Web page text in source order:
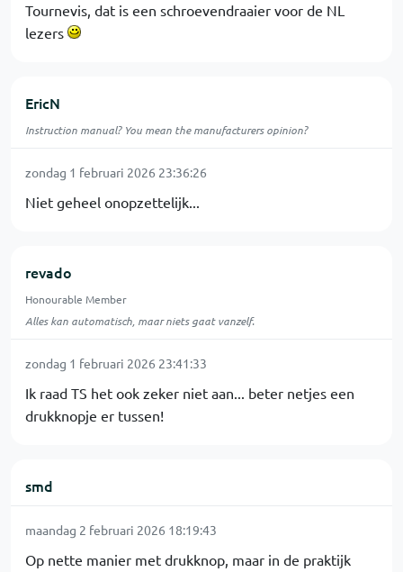
Tournevis, dat is een schroevendraaier voor de NL
lezers
EricN
Instruction manual? You mean the manufacturers opinion?
zondag 1 februari 2026 23:36:26
Niet geheel onopzettelijk...
revado
Honourable Member
Alles kan automatisch, maar niets gaat vanzelf.
zondag 1 februari 2026 23:41:33
Ik raad TS het ook zeker niet aan... beter netjes een
drukknopje er tussen!
smd
maandag 2 februari 2026 18:19:43
Op nette manier met drukknop, maar in de praktijk